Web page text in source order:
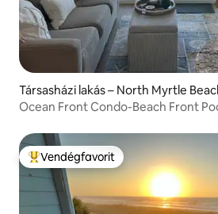
Társasházi lakás – North Myrtle
Ocean Front Condo-Beach Front
Kiemelt vendégfavorit
Vendégfavorit